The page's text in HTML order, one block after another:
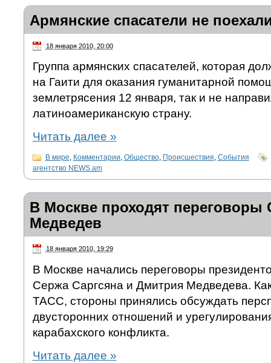
Армянские спасатели не
18 января 2010, 20:00
Группа армянских спасателей, которая
на Гаити для оказания гуманитарной
землетрясения 12 января, так и не
латиноамериканскую страну.
Читать далее »
В мире, Комментарии, Общество, Происшествия, События
агентство NEWS.am
В Москве проходят переговоры
Медведев
18 января 2010, 19:29
В Москве начались переговоры
Сержа Саргсяна и Дмитрия Медведева.
ТАСС, стороны принялись обсуждать
двусторонних отношений и
карабахского конфликта.
Читать далее »